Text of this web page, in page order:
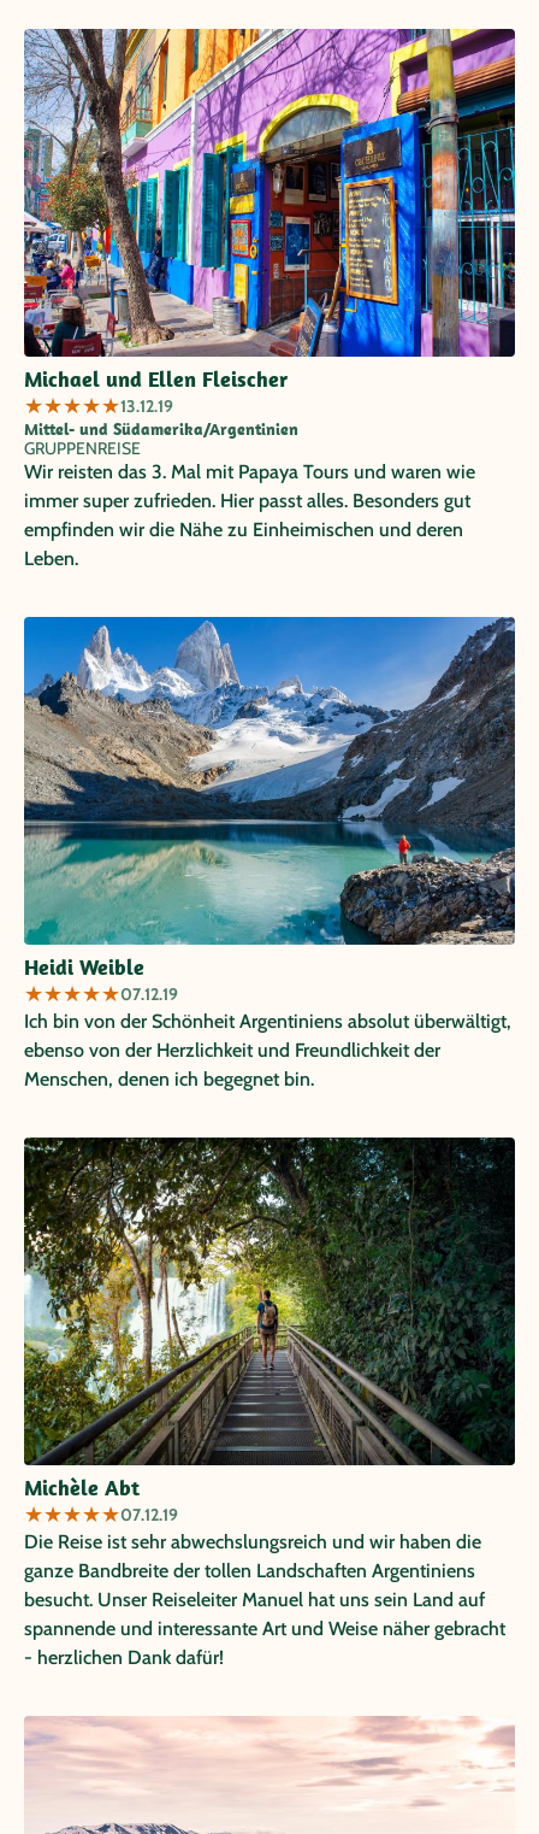
darauf und können es kaum erwarten.
Michael und Ellen Fleischer
★★★★★13.12.19
Mittel- und Südamerika/Argentinien
GRUPPENREISE
Wir reisten das 3. Mal mit Papaya Tours und waren wie
immer super zufrieden. Hier passt alles. Besonders gut
empfinden wir die Nähe zu Einheimischen und deren
Leben.
Heidi Weible
★★★★★07.12.19
Ich bin von der Schönheit Argentiniens absolut überwältigt,
ebenso von der Herzlichkeit und Freundlichkeit der
Menschen, denen ich begegnet bin.
Michèle Abt
★★★★★07.12.19
Die Reise ist sehr abwechslungsreich und wir haben die
ganze Bandbreite der tollen Landschaften Argentiniens
besucht. Unser Reiseleiter Manuel hat uns sein Land auf
spannende und interessante Art und Weise näher gebracht
- herzlichen Dank dafür!